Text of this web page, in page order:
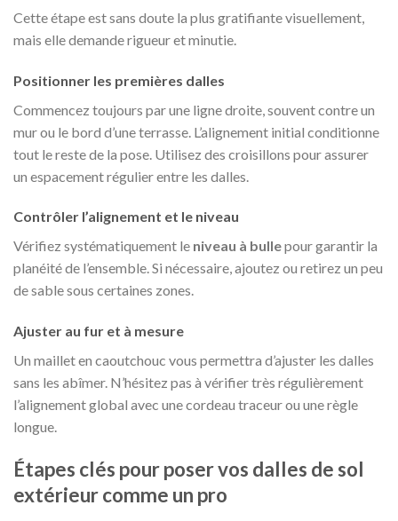
Cette étape est sans doute la plus gratifiante visuellement,
mais elle demande rigueur et minutie.
Positionner les premières dalles
Commencez toujours par une ligne droite, souvent contre un
mur ou le bord d’une terrasse. L’alignement initial conditionne
tout le reste de la pose. Utilisez des croisillons pour assurer
un espacement régulier entre les dalles.
Contrôler l’alignement et le niveau
Vérifiez systématiquement le niveau à bullepour garantir la
planéité de l’ensemble. Si nécessaire, ajoutez ou retirez un peu
de sable sous certaines zones.
Ajuster au fur et à mesure
Un maillet en caoutchouc vous permettra d’ajuster les dalles
sans les abîmer. N’hésitez pas à vérifier très régulièrement
l’alignement global avec une cordeau traceur ou une règle
longue.
Étapes clés pour poser vos dalles de sol
extérieur comme un pro